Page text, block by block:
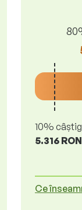
10%
5.316 RON
Ce